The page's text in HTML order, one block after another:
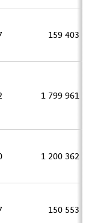
159 403
1 799 961
1 200 362
150 553